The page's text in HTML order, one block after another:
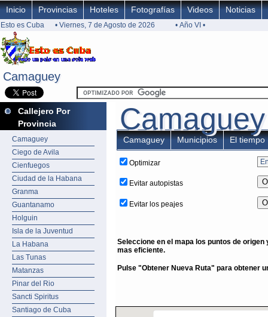
Camaguey
Camaguey
Inicio Provincias Hoteles Fotografías Videos Noticias
Esto es Cuba • Viernes, 7 de Agosto de 2026 • Año VI •
Callejero Por
Provincia
Camaguey
Ciego de Avila
Cienfuegos
Ciudad de la Habana
Granma
Guantanamo
Holguin
Isla de la Juventud
La Habana
Las Tunas
Matanzas
Pinar del Rio
Sancti Spiritus
Santiago de Cuba
Camaguey
Camaguey
Camaguey Municipios El tiempo
Optimizar
Evitar autopistas
Evitar los peajes
Seleccione en el mapa los puntos de
mas eficiente.
Pulse "Obtener Nueva Ruta" para obtener